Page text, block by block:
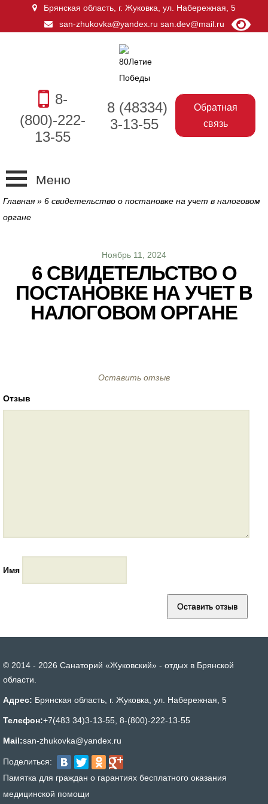
Брянская область, г. Жуковка ул. Набережная, 5
san-zhukovka@yandex.ru san.dev@mail.ru
8-
(800)-222-
13-55
8 (48334)
3-13-55
Обратная
связь
Меню
Главная » 6 свидетельство о постановке на учет в налоговом
органе
Ноябрь 11, 2024
6 СВИДЕТЕЛЬСТВО О
ПОСТАНОВКЕ НА УЧЕТ В
НАЛОГОВОМ ОРГАНЕ
Оставить отзыв
Отзыв
Имя
© 2014 - 2026 Санаторий «Жуковский» - отдых в Брянской
области.
Адрес: Брянская область, г. Жуковка, ул. Набережная, 5
Телефон:+7(483 34)3-13-55 8-(800)-222-13-55
Mail:san-zhukovka@yandex.ru
Поделиться:
Памятка для граждан о гарантиях бесплатного оказания
медицинской помощи